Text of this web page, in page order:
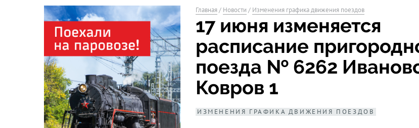
Вакансии
Контакты
Правила обработки и защиты
персональных данных
Проездные документы
Билеты через мобильное
приложение
Маломобильным
пассажирам
пассажиров
Главная/ Новости / Изменения графика движения поездов
17 июня изменяется
расписание
поезда № 6262
Ковров 1
ИЗМЕНЕНИЯ ГРАФИКА ДВИЖЕНИЯ ПОЕЗДОВ